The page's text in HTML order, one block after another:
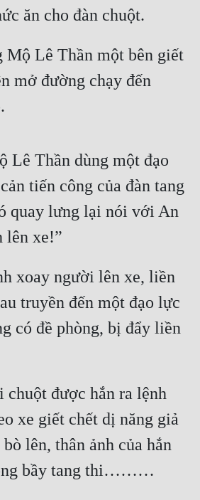
ăn cho đàn chuột.
Mộ Lê Thần một bên giết
mở đường chạy đến
Lê Thần dùng một đạo
tiến công của đàn tang
quay lưng lại nói với An
lên xe!”
xoay người lên xe, liền
truyền đến một đạo lực
có đề phòng, bị đẩy liền
chuột được hắn ra lệnh
xe giết chết dị năng giả
lên, thân ảnh của hắn
bầy tang thi………